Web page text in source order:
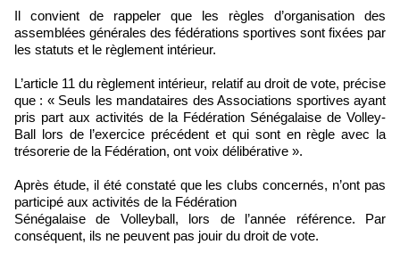
Il convient de rappeler que les règles d’organisation des
assemblées générales des fédérations sportives sont fixées par
les statuts et le règlement intérieur.
L’article 11 du règlement intérieur, relatif au droit de vote, précise
que : « Seuls les mandataires des Associations sportives ayant
pris part aux activités de la Fédération Sénégalaise de Volley-
Ball lors de l’exercice précédent et qui sont en règle avec la
trésorerie de la Fédération, ont voix délibérative ».
Après étude, il été constaté que les clubs concernés, n’ont pas
participé aux activités de la Fédération
Sénégalaise de Volleyball, lors de l’année référence. Par
conséquent, ils ne peuvent pas jouir du droit de vote.